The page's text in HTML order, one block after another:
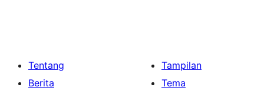
Tentang
Berita
Tampilan
Tema